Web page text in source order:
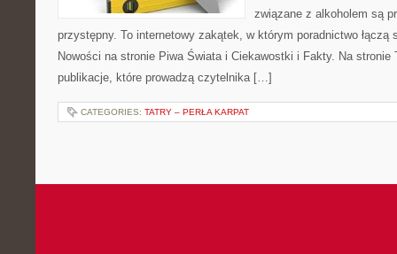
związane z alkoholem są
przystępny. To internetowy zakątek, w którym poradnictwo łączą
Nowości na stronie Piwa Świata i Ciekawostki i Fakty. Na
publikacje, które prowadzą czytelnika […]
CATEGORIES: TATRY – PERŁA KARPAT